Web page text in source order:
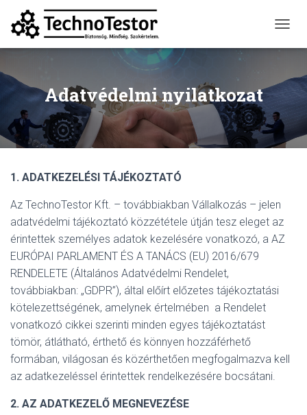
A
I
Ó
A
Adatvédelmi nyilatkozat
1. ADATKEZELÉSI TÁJÉKOZTATÓ
Az TechnoTestor Kft. – továbbiakban Vállalkozás – jelen
adatvédelmi tájékoztató közzététele útján tesz eleget az
érintettek személyes adatok kezelésére vonatkozó, a AZ
EURÓPAI PARLAMENT ÉS A TANÁCS (EU) 2016/679
RENDELETE (Általános Adatvédelmi Rendelet,
továbbiakban: „GDPR”), által előírt előzetes tájékoztatási
kötelezettségének, amelynek értelmében a Rendelet
vonatkozó cikkei szerinti minden egyes tájékoztatást
tömör, átlátható, érthető és könnyen hozzáférhető
formában, világosan és közérthetően megfogalmazva kell
az adatkezeléssel érintettek rendelkezésére bocsátani.
2. AZ ADATKEZELŐ MEGNEVEZÉSE